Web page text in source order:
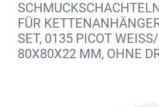
FÜR
SET, 0135 PICOT
80X80X22 MM, OHNE